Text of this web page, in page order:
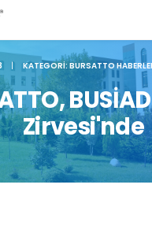
| KATEGORI: BURSATTO
Zirvesi'nde